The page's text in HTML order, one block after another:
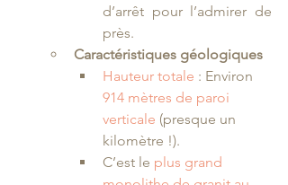
d’arrêt pour l’admirer de
près.
Caractéristiques géologiques
Hauteur totale : Environ
914 mètres de paroi
verticale (presque un
kilomètre !).
C’est le plus grand